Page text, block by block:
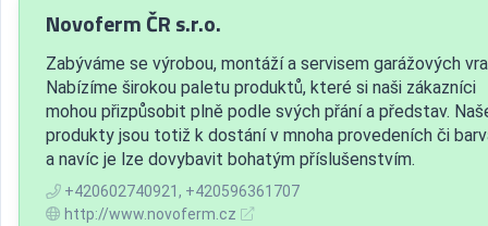
Novoferm ČR s.r.o.
Zabýváme se výrobou, montáží a servisem garážových
Nabízíme širokou paletu produktů, které si naši zákazníci
mohou přizpůsobit plně podle svých přání a představ.
produkty jsou totiž k dostání v mnoha provedeních či
a navíc je lze dovybavit bohatým příslušenstvím.
+420602740921, +420596361707
http://www.novoferm.cz